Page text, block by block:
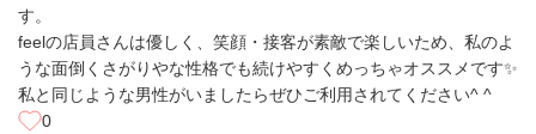
す。
feelの店員さんは優しく、笑顔・接客が素敵で楽しいため、私のよ
うな面倒くさがりやな性格でも続けやすくめっちゃオススメです✨
私と同じような男性がいましたらぜひご利用されてください^ ^
0